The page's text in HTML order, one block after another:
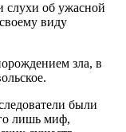
слухи об ужасной
виду
зла, в
были
лишь миф,